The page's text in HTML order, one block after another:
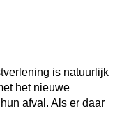
is natuurlijk
het nieuwe
afval. Als er daar